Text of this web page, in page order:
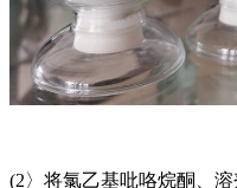
(2〉将氯乙基吡咯烷酮、